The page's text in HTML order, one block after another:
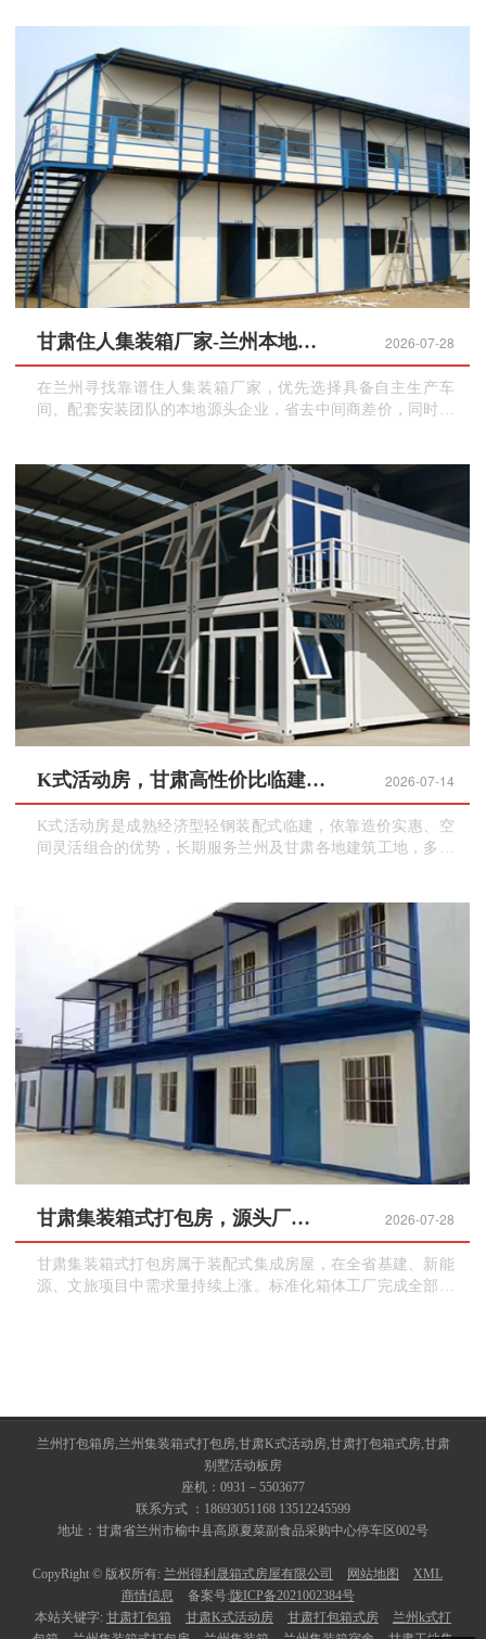
甘肃住人集装箱厂家-兰州本地源头工厂，销售租赁一站式服务 2026-07-28
在兰州寻找靠谱住人集装箱厂家，优先选择具备自主生产车
间、配套安装团队的本地源头企业，省去中间商差价，同时保
K式活动房，甘肃高性价比临建，工地宿舍批量搭建 2026-07-14
K式活动房是成熟经济型轻钢装配式临建，依靠造价实惠、空
间灵活组合的优势，长期服务兰州及甘肃各地建筑工地，多用
完成大面积连片营房施工。
甘肃集装箱式打包房，源头厂家直供，覆盖全省工程项目 2026-07-28
甘肃集装箱式打包房属于装配式集成房屋，在全省基建、新能
源、文旅项目中需求量持续上涨。标准化箱体工厂完成全部生
兰州打包箱房,兰州集装箱式打包房,甘肃K式活动房,甘肃打包箱式房,甘肃
别墅活动板房
座机：0931－5503677
联系方式 ：18693051168 13512245599
地址：甘肃省兰州市榆中县高原夏菜副食品采购中心停车区002号
CopyRight © 版权所有: 兰州得利晟箱式房屋有限公司 网站地图
XML
商情信息
备案号: 陇ICP备2021002384号
本站关键字: 甘肃打包箱 甘肃K式活动房 甘肃打包箱式房
兰州k式打